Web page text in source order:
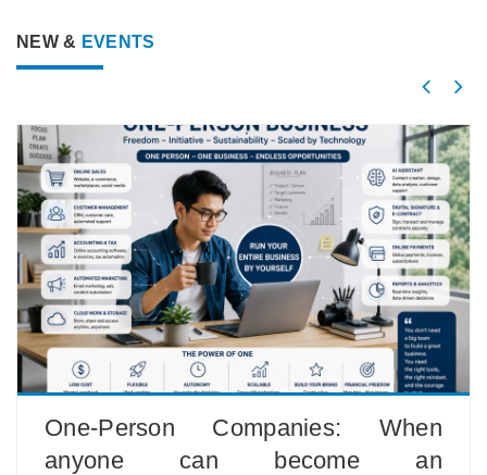
NEW & EVENTS
One-Person Companies: When
anyone can become an